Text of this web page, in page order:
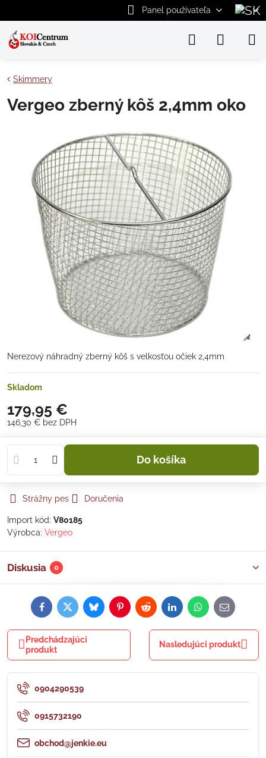
Panel používateľa
Skimmery
Vergeo zberný kôš 2,4mm oko
Nerezový náhradný zberný kôš s velkosťou očiek 2,4mm
Skladom
179,95 €
146,30 € bez DPH
Do košíka
Strážny pes Doručenia
Import kód: V80185
Výrobca: Vergeo
Diskusia 0
FacebookTwitterBlueskyPinterestRedditLinkedInWhatsApp
E-
mail
Predchádzajúci
produkt
Nasledujúci produkt
0904290539
0915732190
obchod@jenkie.eu